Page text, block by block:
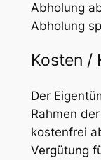
Abholung
Abholung
Kosten /
Der
Rahmen
kostenfrei
Vergütung